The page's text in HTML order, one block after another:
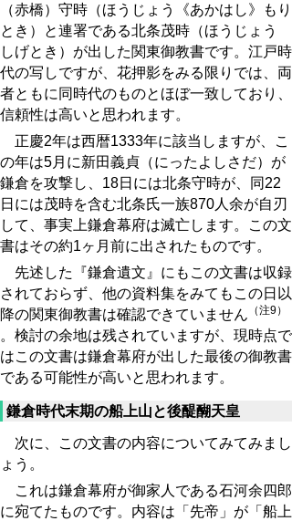
（赤橋）守時（ほうじょう《あかはし》もり
とき）と連署である北条茂時（ほうじょう
しげとき）が出した関東御教書です。江戸時
代の写しですが、花押影をみる限りでは、両
者ともに同時代のものとほぼ一致しており、
信頼性は高いと思われます。
正慶2年は西暦1333年に該当しますが、こ
の年は5月に新田義貞（にったよしさだ）が
鎌倉を攻撃し、18日には北条守時が、同22
日には茂時を含む北条氏一族870人余が自刃
して、事実上鎌倉幕府は滅亡します。この文
書はその約1ヶ月前に出されたものです。
先述した『鎌倉遺文』にもこの文書は収録
されておらず、他の資料集をみてもこの日以
降の関東御教書は確認できていません （注9）
。検討の余地は残されていますが、現時点で
はこの文書は鎌倉幕府が出した最後の御教書
である可能性が高いと思われます。
鎌倉時代末期の船上山と後醍醐天皇
次に、この文書の内容についてみてみまし
ょう。
これは鎌倉幕府が御家人である石河余四郎
に宛てたものです。内容は「先帝」が「船上